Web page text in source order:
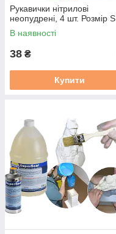
Рукавички нітрилові
неопудрені, 4 шт. Розмір S
В наявності
38 ₴
Купити